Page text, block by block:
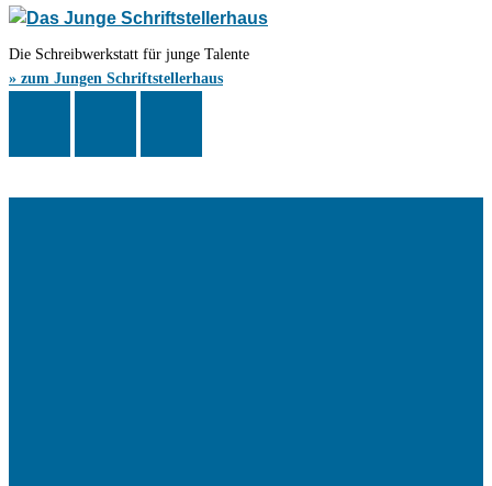
Die Schreibwerkstatt für junge Talente
» zum Jungen Schriftstellerhaus